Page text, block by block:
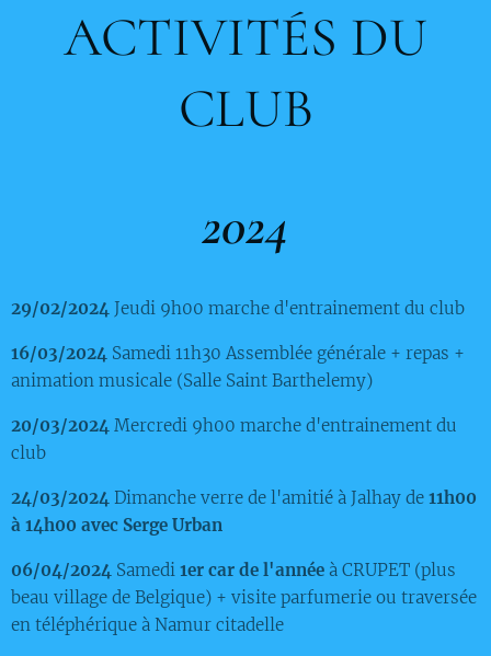
ACTIVITÉS DU
CLUB
2024
29/02/2024 Jeudi 9h00 marche d'entrainement du club
16/03/2024 Samedi 11h30 Assemblée générale + repas +
animation musicale (Salle Saint Barthelemy)
20/03/2024 Mercredi 9h00 marche d'entrainement du
club
24/03/2024 Dimanche verre de l'amitié à Jalhay de 11h00
à 14h00 avec Serge Urban
06/04/2024 Samedi 1er car de l'année à CRUPET (plus
beau village de Belgique) + visite parfumerie ou traversée
en téléphérique à Namur citadelle